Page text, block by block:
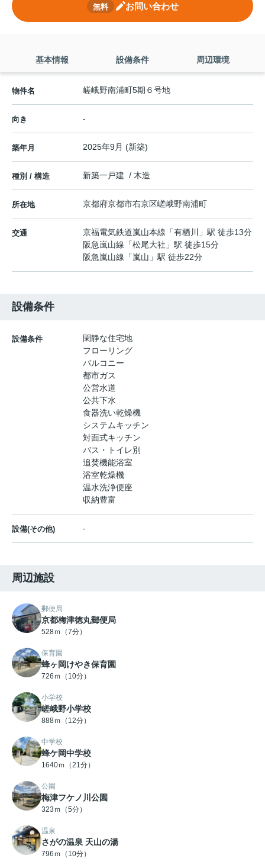
無料 お問い合わせ
基本情報 設備条件 周辺環境
物件名 嵯峨野南浦町5期６号地
向き -
築年月 2025年9月 (新築)
種別 / 構造 新築一戸建 / 木造
所在地 京都府京都市右京区嵯峨野南浦町
交通 京福電気鉄道嵐山本線 「有栖川
」駅 徒歩13分
阪急嵐山線 「松尾大社 」駅 徒歩15分
阪急嵐山線 「嵐山 」駅 徒歩22分
設備条件
設備条件
閑静な住宅地
フローリング
バルコニー
都市ガス
公営水道
公共下水
食器洗い乾燥機
システムキッチン
対面式キッチン
バス・トイレ別
追焚機能浴室
浴室乾燥機
温水洗浄便座
収納豊富
設備(その他) -
周辺施設
郵便局
京都梅津徳丸郵便局
528ｍ（7分）
保育園
蜂ヶ岡けやき保育園
726ｍ（10分）
小学校
嵯峨野小学校
888ｍ（12分）
中学校
蜂ケ岡中学校
1640ｍ（21分）
公園
梅津フケノ川公園
323ｍ（5分）
温泉
さがの温泉 天山の湯
796ｍ（10分）